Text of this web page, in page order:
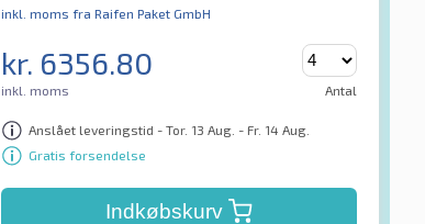
inkl. moms fra Raifen Paket GmbH
kr. 6356.80
inkl. moms Antal
Anslået leveringstid - Tor. 13 Aug. - Fr. 14 Aug.
Gratis forsendelse
Indkøbskurv